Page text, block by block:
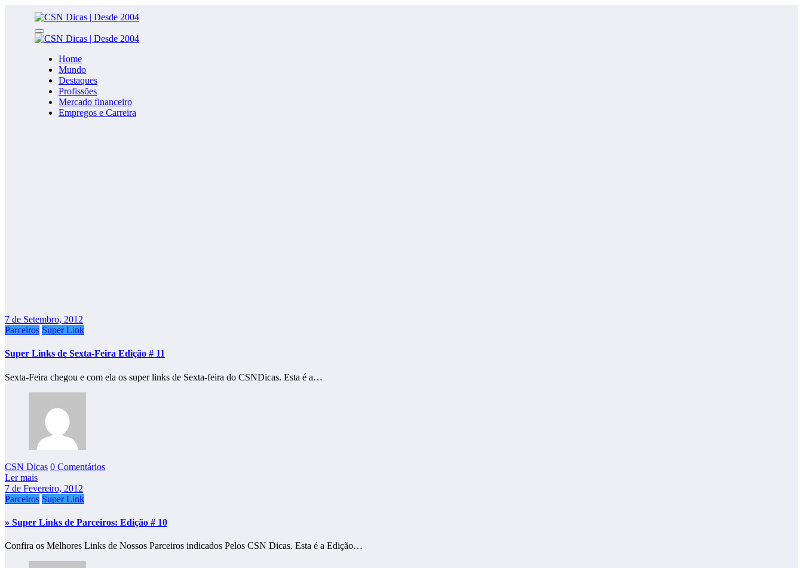
conteúdo
Home
Mundo
Destaques
Profissões
Mercado financeiro
Empregos e Carreira
7 de Setembro, 2012
Parceiros Super Link
Super Links de Sexta-Feira Edição # 11
Sexta-Feira chegou e com ela os super links de Sexta-feira do CSNDicas. Esta é a…
CSN Dicas 0 Comentários
Ler mais
7 de Fevereiro, 2012
Parceiros Super Link
» Super Links de Parceiros: Edição # 10
Confira os Melhores Links de Nossos Parceiros indicados Pelos CSN Dicas. Esta é a Edição…